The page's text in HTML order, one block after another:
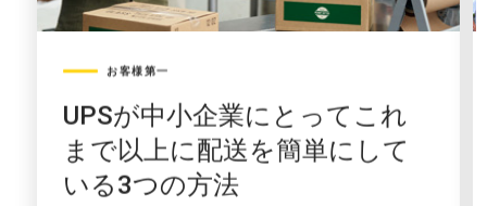
る
重
要
ポ
イ
ン
ト
5
つ
お客様第一
UPSが中小企業にとってこれ
まで以上に配送を簡単にして
いる3つの方法